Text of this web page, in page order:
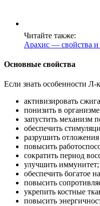
Читайте также:
Арахис — свойства
Основные свойства
Если знать особенности Л-
активизировать
понизить в
запустить механизм
обеспечить
разрушить
повысить
сократить период
улучшить иммунитет;
обеспечить богатое
повысить
укрепить костные
повысить